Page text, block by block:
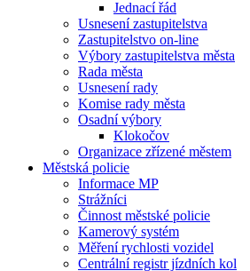
Jednací řád
Usnesení zastupitelstva
Zastupitelstvo on-line
Výbory zastupitelstva města
Rada města
Usnesení rady
Komise rady města
Osadní výbory
Klokočov
Organizace zřízené městem
Městská policie
Informace MP
Strážníci
Činnost městské policie
Kamerový systém
Měření rychlosti vozidel
Centrální registr jízdních kol